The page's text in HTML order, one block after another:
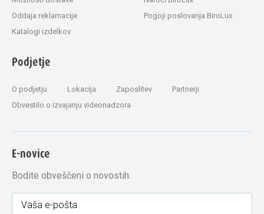
Oddaja reklamacije
Katalogi izdelkov
Pogoji poslovanja BiroLux
Podjetje
O podjetju Lokacija Zaposlitev
Partnerji
Obvestilo o izvajanju videonadzora
E-novice
Bodite obveščeni o novostih.